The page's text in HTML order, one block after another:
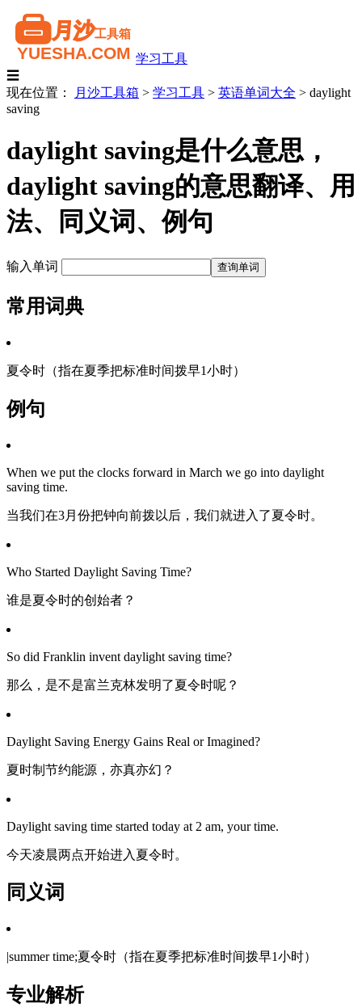
学习工具
☰
现在位置：
月沙工具箱 > 学习工具 > 英语单词大全 > daylight
saving
daylight saving是什么意思，
daylight saving的意思翻译、用
法、同义词、例句
输入单词
常用词典
夏令时（指在夏季把标准时间拨早1小时）
例句
When we put the clocks forward in March we go into daylight
saving time.
当我们在3月份把钟向前拨以后，我们就进入了夏令时。
Who Started Daylight Saving Time?
谁是夏令时的创始者？
So did Franklin invent daylight saving time?
那么，是不是富兰克林发明了夏令时呢？
Daylight Saving Energy Gains Real or Imagined?
夏时制节约能源，亦真亦幻？
Daylight saving time started today at 2 am, your time.
今天凌晨两点开始进入夏令时。
同义词
|summer time;夏令时（指在夏季把标准时间拨早1小时）
专业解析